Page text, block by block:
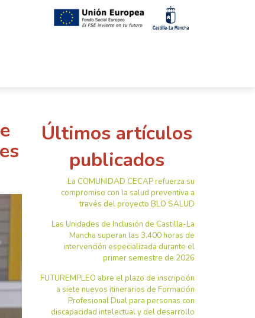
Últimos artículos
publicados
La COMUNIDAD CECAP refuerza su
compromiso con la salud preventiva a
través del proyecto BLO SALUD
Las Unidades de Inclusión de Castilla-La
Mancha superan las 3.400 horas de
intervención especializada durante el
primer semestre de 2026
FUTUREMPLEO abre el plazo de inscripción
a siete nuevos itinerarios de Formación
Profesional Dual para personas con
discapacidad intelectual y del desarrollo